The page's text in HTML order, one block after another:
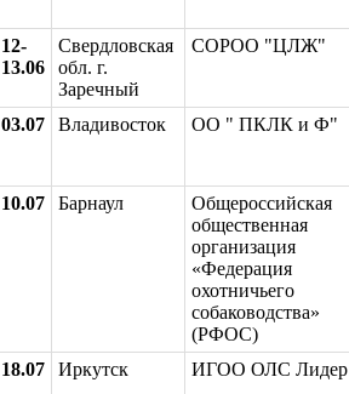
12-
13.06
Свердловская
обл. г.
Заречный
СОРОО "ЦЛЖ"
03.07 Владивосток ОО " ПКЛК и Ф"
10.07 Барнаул
Общероссийская
общественная
организация
«Федерация
охотничьего
собаководства»
(РФОС)
18.07
Иркутск ИГОО ОЛС Лидер